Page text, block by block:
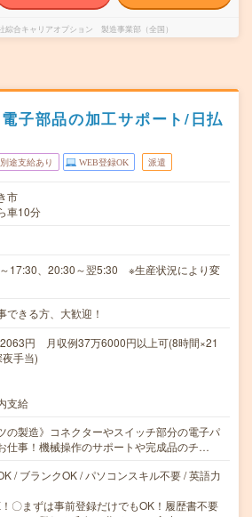
綜合キャリアオプション 製造事業部（全国）
電子部品の加工サポート/日払
途支給あり WEB登録OK 派遣
市
車10分
17:30、20:30～翌5:30 ※生産状況により変
できる方、大歓迎！
円 月収例37万6000円以上可(8時間×21
手当)
支給
の製造》コネクターやスイッチ部分の電子パ
仕事！機械操作のサポートや完成品のチ…
/ ブランクOK / パソコンスキル不要 / 英語力
〇まずは事前登録だけでもOK！履歴書不要